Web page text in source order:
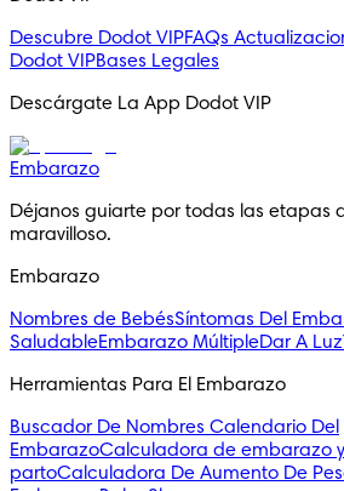
Descubre Dodot VIPFAQs
Dodot VIPBases Legales
Descárgate La App Dodot VIP
Embarazo
Déjanos guiarte por todas las etapas
maravilloso.
Embarazo
Nombres de BebésSíntomas Del
SaludableEmbarazo MúltipleDar A Luz
Herramientas Para El Embarazo
Buscador De Nombres Calendario Del
EmbarazoCalculadora de embarazo
partoCalculadora De Aumento De